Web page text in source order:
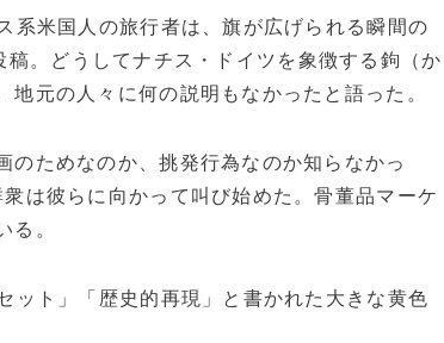
米国人の旅行者は、旗が広げられる瞬間の
稿。どうしてナチス・ドイツを象徴する鉤（か
元の人々に何の説明もなかったと語った。
ためなのか、挑発行為なのか知らなかっ
は彼らに向かって叫び始めた。骨董品マーケ
る。
ト」「歴史的再現」と書かれた大きな黄色